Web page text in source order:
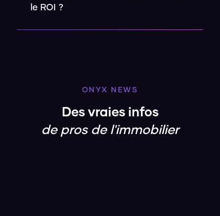
le ROI ?
ONYX NEWS
Des vraies infos
de pros de l'immobilier